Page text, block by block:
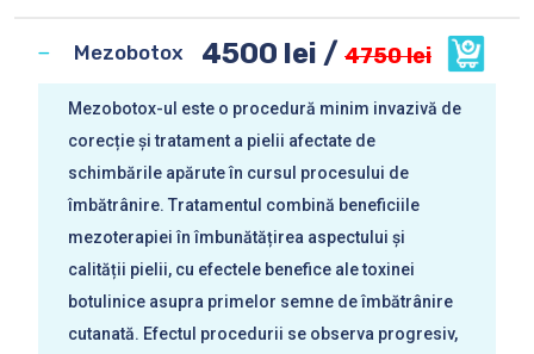
Mezobotox 4500 lei / 4750 lei
Mezobotox-ul este o procedură minim invazivă de
corecție și tratament a pielii afectate de
schimbările apărute în cursul procesului de
îmbătrânire. Tratamentul combină beneficiile
mezoterapiei în îmbunătățirea aspectului și
calității pielii, cu efectele benefice ale toxinei
botulinice asupra primelor semne de îmbătrânire
cutanată. Efectul procedurii se observa progresiv,